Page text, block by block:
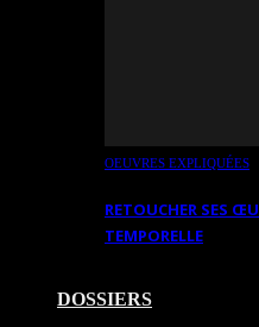
OEUVRES EXPLIQUÉES
RETOUCHER SES
TEMPORELLE
DOSSIERS